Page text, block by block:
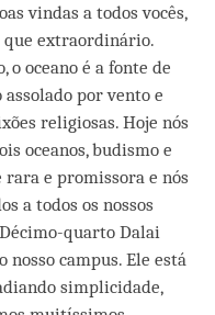
vindas a todos vocês,
que extraordinário.
o oceano é a fonte de
por vento e
religiosas. Hoje nós
oceanos, budismo e
e promissora e nós
a todos os nossos
quarto Dalai
campus. Ele está
simplicidade,